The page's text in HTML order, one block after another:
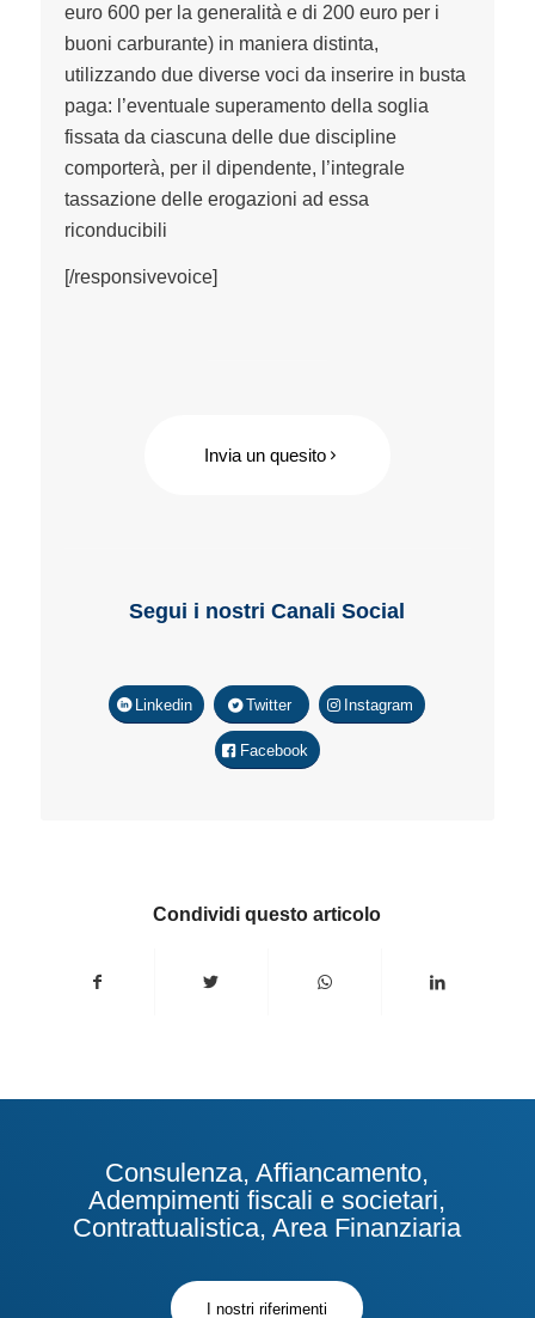
euro 600 per la generalità e di 200 euro per i
buoni carburante) in maniera distinta,
utilizzando due diverse voci da inserire in busta
paga: l’eventuale superamento della soglia
fissata da ciascuna delle due discipline
comporterà, per il dipendente, l’integrale
tassazione delle erogazioni ad essa
riconducibili
[/responsivevoice]
Invia un quesito
Segui i nostri Canali Social
Linkedin Twitter Instagram
Facebook
Condividi questo articolo
Consulenza, Affiancamento,
Adempimenti fiscali e societari,
Contrattualistica, Area Finanziaria
I nostri riferimenti